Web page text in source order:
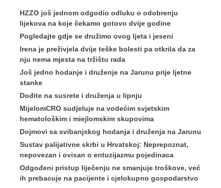
HZZO još jednom odgodio odluku o odobrenju
lijekova na koje čekamo gotovo dvije godine
Pogledajte gdje se družimo ovog ljeta i jeseni
Irena je preživjela dvije teške bolesti pa otkrila da za
nju nema mjesta na tržištu rada
Još jedno hodanje i druženje na Jarunu prije ljetne
stanke
Dođite na susrete i druženja u lipnju
MijelomCRO sudjeluje na vodećim svjetskim
hematološkim i miejlomskim skupovima
Dojmovi sa svibanjskog hodanja i druženja na Jarunu
Sustav palijativne skrbi u Hrvatskoj: Neprepoznat,
nepovezan i ovisan o entuzijazmu pojedinaca
Odgođeni pristup liječenju ne smanjuje troškove, već
ih prebacuje na pacijente i cjelokupno gospodarstvo